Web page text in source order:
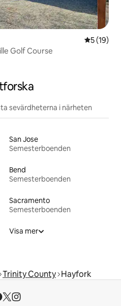
5 av 5 i
5 (19)
Golf Course
sevärdheterna i närheten
San Jose
Semesterboenden
Bend
Semesterboenden
Sacramento
Semesterboenden
Visa mer
Trinity County Hayfork